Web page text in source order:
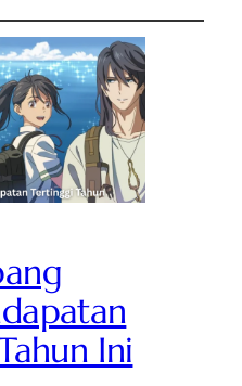
Ini